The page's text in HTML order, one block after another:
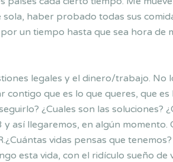
haber probado todas sus
un tiempo hasta que sea hora de
legales y el dinero/trabajo. No
que es lo que queres, que es
¿Cuales son las soluciones?
así llegaremos, en algún momento.
vidas pensas que tenemos?
esta vida, con el ridículo sueño de